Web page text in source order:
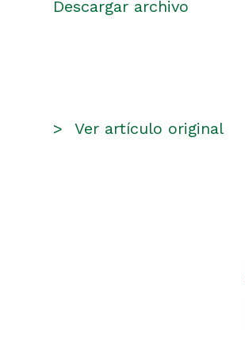
Descargar archivo
> Ver artículo original